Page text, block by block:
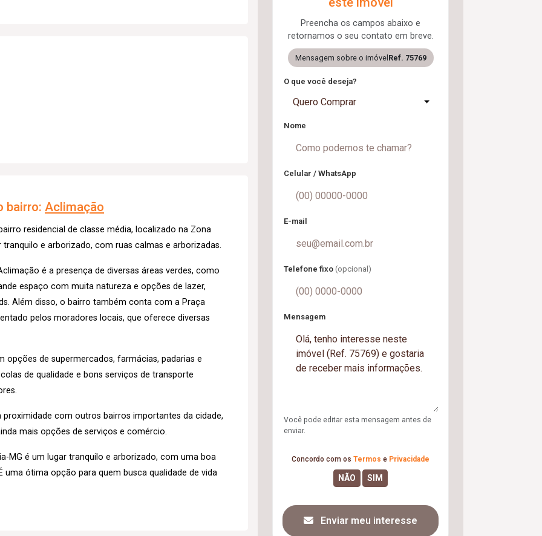
bairro: Aclimação
residencial de classe média, localizado na Zona
e arborizado, com ruas calmas e arborizadas.
é a presença de diversas áreas verdes, como
espaço com muita natureza e opções de lazer,
Além disso, o bairro também conta com a Praça
pelos moradores locais, que oferece diversas
de supermercados, farmácias, padarias e
de qualidade e bons serviços de transporte
com outros bairros importantes da cidade,
mais opções de serviços e comércio.
MG é um lugar tranquilo e arborizado, com uma boa
ótima opção para quem busca qualidade de vida
Preencha os campos abaixo e
retornamos o seu contato em breve.
Mensagem sobre o imóvel Ref. 75769
O que você deseja?
Quero Comprar
Nome
Celular / WhatsApp
E-mail
Telefone fixo (opcional)
Mensagem
Você pode editar esta mensagem antes de
enviar.
Concordo com os Termos e Privacidade
Enviar meu interesse